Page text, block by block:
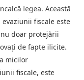
legea. Această
fiscale este
doar protejării
de fapte ilicite.
micilor
fiscale, este